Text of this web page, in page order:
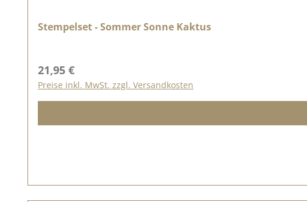
Stempelset - Sommer Sonne Kaktus
Regulärer Preis:
21,95 €
Preise inkl. MwSt. zzgl. Versandkosten